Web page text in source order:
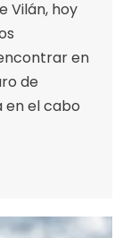
Vilán, hoy
en
de
en el cabo